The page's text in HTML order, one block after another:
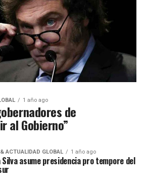
1 año ago
de
al Gobierno”
ACTUALIDAD GLOBAL 1 año ago
Silva asume presidencia pro tempore del